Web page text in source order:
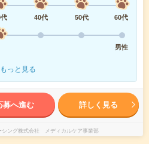
40代 50代
60代
男性
もっと見る
募へ進む 詳しく見る
シング株式会社 メディカルケア事業部